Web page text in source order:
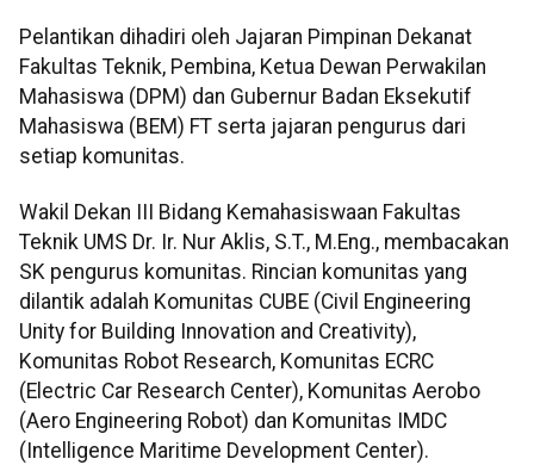
Pelantikan dihadiri oleh Jajaran Pimpinan Dekanat
Fakultas Teknik, Pembina, Ketua Dewan Perwakilan
Mahasiswa (DPM) dan Gubernur Badan Eksekutif
Mahasiswa (BEM) FT serta jajaran pengurus dari
setiap komunitas.
Wakil Dekan III Bidang Kemahasiswaan Fakultas
Teknik UMS Dr. Ir. Nur Aklis, S.T., M.Eng., membacakan
SK pengurus komunitas. Rincian komunitas yang
dilantik adalah Komunitas CUBE (Civil Engineering
Unity for Building Innovation and Creativity),
Komunitas Robot Research, Komunitas ECRC
(Electric Car Research Center), Komunitas Aerobo
(Aero Engineering Robot) dan Komunitas IMDC
(Intelligence Maritime Development Center).